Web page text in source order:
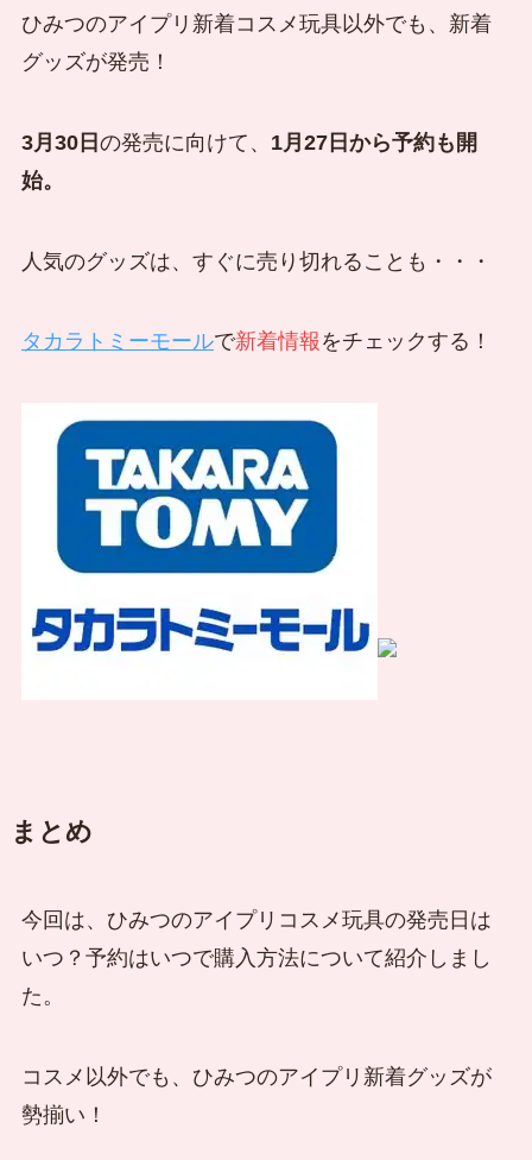
ひみつのアイプリ新着コスメ玩具以外でも、新着
グッズが発売！
3月30日 の発売に向けて、 1月27日から予約も開
始。
人気のグッズは、すぐに売り切れることも・・・
タカラトミーモールで新着情報 をチェックする！
まとめ
今回は、ひみつのアイプリコスメ玩具の発売日は
いつ？予約はいつで購入方法について紹介しまし
た。
コスメ以外でも、ひみつのアイプリ新着グッズが
勢揃い！